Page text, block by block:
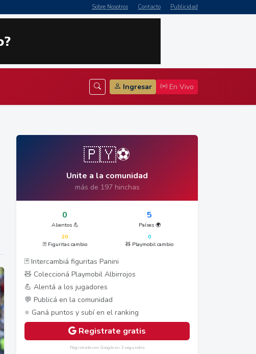
Sobre Nosotros Contacto Publicidad
Ingresar En Vivo
🇵🇾⚽
Unite a la comunidad
más de 197 hinchas
0
Alientos 💪
5
Países 🌍
20
🃏 Figuritas cambio
0
🧸 Playmobil cambio
🃏 Intercambiá figuritas Panini
🧸 Coleccioná Playmobil Albirrojos
💪 Alentá a los jugadores
💬 Publicá en la comunidad
⭐ Ganá puntos y subí en el ranking
Registrate gratis
Registrate con Google en 2 segundos